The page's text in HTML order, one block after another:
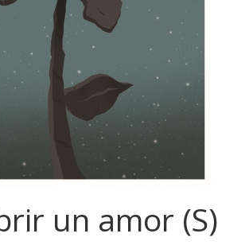
un amor (S)